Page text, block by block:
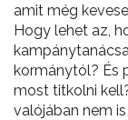
amit még
Hogy lehet az,
kormánytól? És
most titkolni
valójában nem